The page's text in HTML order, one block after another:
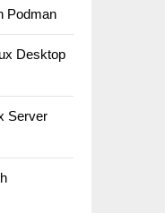
Podman
Desktop
Server